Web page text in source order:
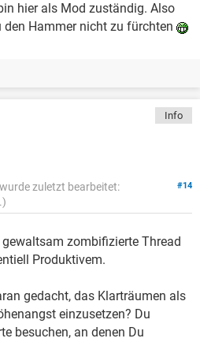
hier als Mod zuständig. Also
Hammer nicht zu fürchten
Info
#14
zuletzt bearbeitet:
.)
zombifizierte Thread
Produktivem.
gedacht, das Klarträumen als
einzusetzen? Du
besuchen, an denen Du